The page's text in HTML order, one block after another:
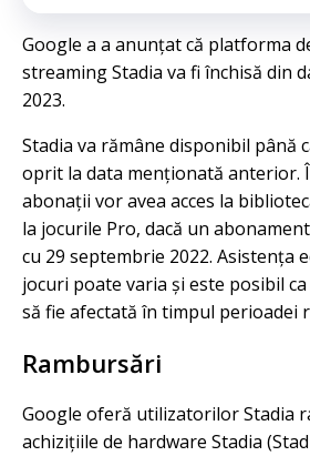
Google a a anunțat că platforma
streaming Stadia va fi închisă din
2023.
Stadia va rămâne disponibil până
oprit la data menționată anterior.
abonații vor avea acces la
la jocurile Pro, dacă un
cu 29 septembrie 2022. Asistența
jocuri poate varia și este posibil
să fie afectată în timpul perioadei
Rambursări
Google oferă utilizatorilor Stadia
achizițiile de hardware Stadia